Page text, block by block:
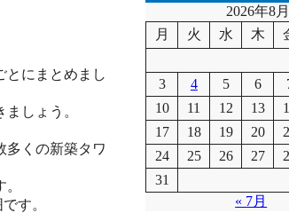
とにまとめまし
しょう。
多くの新築タワ
す。
2026年8月
月
火 水 木
3 4 5 6
10
11 12 13
17
18 19 20
24
25 26 27
31
« 7月